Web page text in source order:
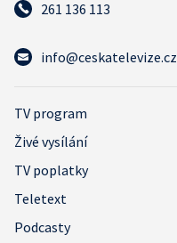
261 136 113
info@ceskatelevize.cz
TV program
Živé vysílání
TV poplatky
Teletext
Podcasty